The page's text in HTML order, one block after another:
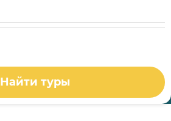
Найти туры